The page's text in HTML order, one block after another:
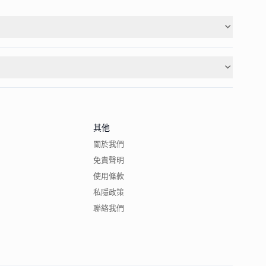
其他
關於我們
免責聲明
使用條款
私隱政策
聯絡我們